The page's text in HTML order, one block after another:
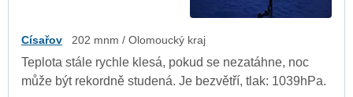
Císařov 202 mnm / Olomoucký kraj
Teplota stále rychle klesá, pokud se nezatáhne, noc
může být rekordně studená. Je bezvětří, tlak: 1039hPa.